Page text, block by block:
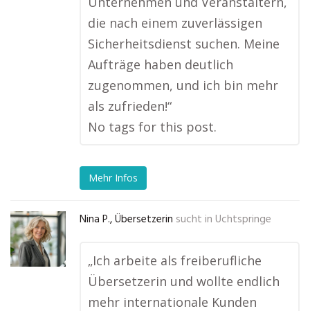
die nach einem zuverlässigen
Sicherheitsdienst suchen. Meine
Aufträge haben deutlich
zugenommen, und ich bin mehr
als zufrieden!“
No tags for this post.
Mehr Infos
Nina P., Übersetzerin sucht in Uchtspringe
„Ich arbeite als freiberufliche
Übersetzerin und wollte endlich
mehr internationale Kunden